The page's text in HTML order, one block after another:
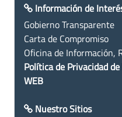
Información de
Gobierno Transparente
Carta de Compromiso
Oficina de Información,
Política de Privacidad
WEB
Nuestro Sitios